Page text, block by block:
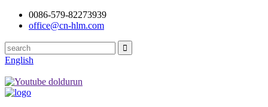
0086-579-82273939
office@cn-hlm.com
English